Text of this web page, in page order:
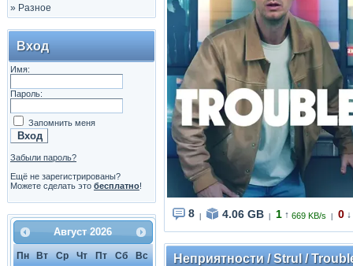
» Разное
Вход
Имя:
Пароль:
Запомнить меня
Забыли пароль?
Ещё не зарегистрированы?
Можете сделать это бесплатно!
Август 2026
Пн Вт Ср Чт Пт Сб
Вс
8 4.06 GB 1 ↑ 669 KB/s 0 ↓
Неприятности / Strul /